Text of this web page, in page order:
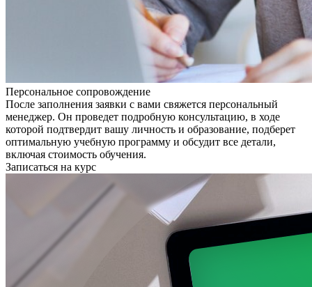
Персональное сопровождение
После заполнения заявки с вами свяжется персональный
менеджер. Он проведет подробную консультацию, в ходе
которой подтвердит вашу личность и образование, подберет
оптимальную учебную программу и обсудит все детали,
включая стоимость обучения.
Записаться на курс